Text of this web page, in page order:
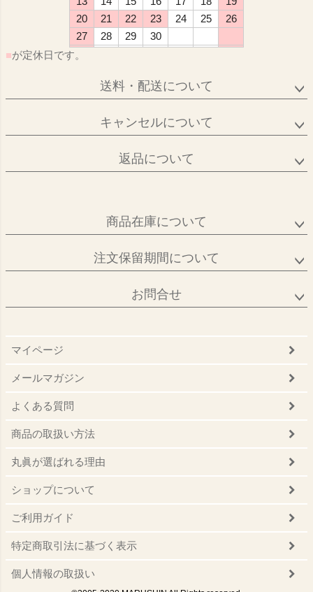
20
21 22 23 24 25
26
27
28 29
30
■が定休日です。
送料・配送について
キャンセルについて
返品について
商品在庫について
注文保留期間について
お問合せ
マイページ
メールマガジン
よくある質問
商品の取扱い方法
丸眞が選ばれる理由
ショップについて
ご利用ガイド
特定商取引法に基づく表示
個人情報の取扱い